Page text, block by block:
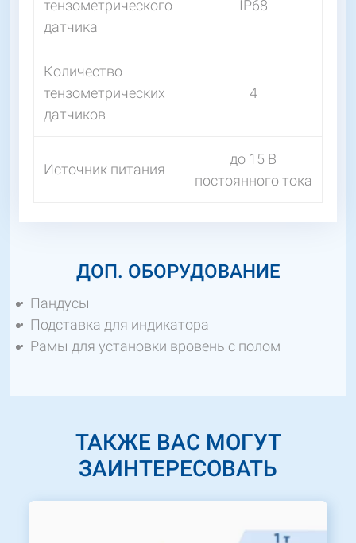
тензометрического
датчика
IP68
Количество
тензометрических
датчиков
4
Источник питания
до 15 В
постоянного тока
ДОП. ОБОРУДОВАНИЕ
Пандусы
Подставка для индикатора
Рамы для установки вровень с полом
ТАКЖЕ ВАС МОГУТ
ЗАИНТЕРЕСОВАТЬ